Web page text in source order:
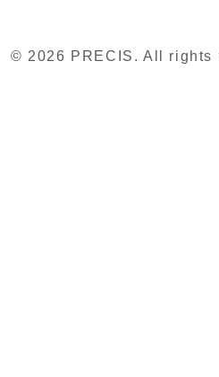
© 2026 PRECIS. All rights